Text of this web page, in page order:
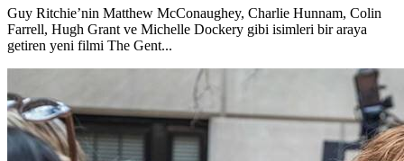
Guy Ritchie’nin Matthew McConaughey, Charlie Hunnam, Colin
Farrell, Hugh Grant ve Michelle Dockery gibi isimleri bir araya
getiren yeni filmi The Gent...